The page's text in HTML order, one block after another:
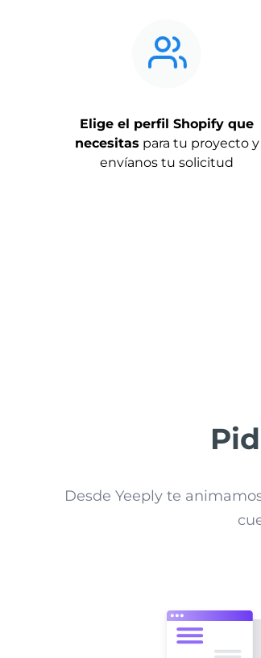
Elige el perfil Shopify que
necesitas para tu proyecto y
envíanos tu solicitud
Desde Yeeply te